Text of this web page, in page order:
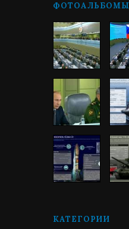
ФОТОАЛЬБОМЫ
КАТЕГОРИИ